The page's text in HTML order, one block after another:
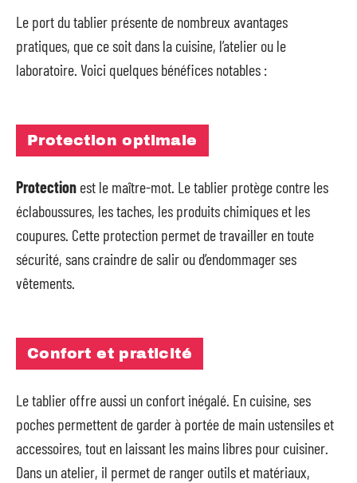
Le port du tablier présente de nombreux avantages
pratiques, que ce soit dans la cuisine, l’atelier ou le
laboratoire. Voici quelques bénéfices notables :
Protection optimale
Protection est le maître-mot. Le tablier protège contre les
éclaboussures, les taches, les produits chimiques et les
coupures. Cette protection permet de travailler en toute
sécurité, sans craindre de salir ou d’endommager ses
vêtements.
Confort et praticité
Le tablier offre aussi un confort inégalé. En cuisine, ses
poches permettent de garder à portée de main ustensiles et
accessoires, tout en laissant les mains libres pour cuisiner.
Dans un atelier, il permet de ranger outils et matériaux,